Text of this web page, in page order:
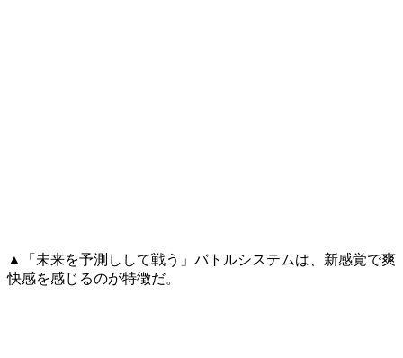
▲「未来を予測しして戦う」バトルシステムは、新感覚で爽
快感を感じるのが特徴だ。